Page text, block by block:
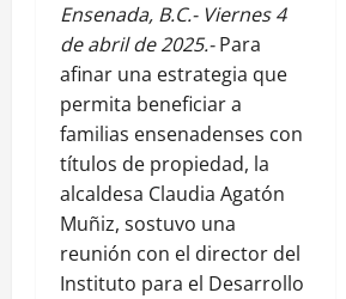
Ensenada, B.C.- Viernes 4
de abril de 2025.-Para
afinar una estrategia que
permita beneficiar a
familias ensenadenses con
títulos de propiedad, la
alcaldesa Claudia Agatón
Muñiz, sostuvo una
reunión con el director del
Instituto para el Desarrollo